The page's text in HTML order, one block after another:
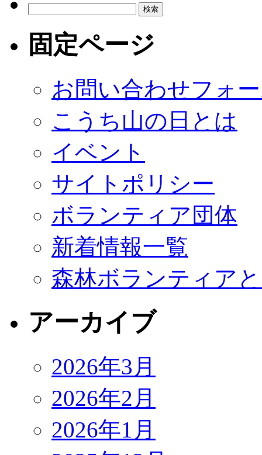
固定ページ
お問い合わせフォ
こうち山の日とは
イベント
サイトポリシー
ボランティア団体
新着情報一覧
森林ボランティア
アーカイブ
2026年3月
2026年2月
2026年1月